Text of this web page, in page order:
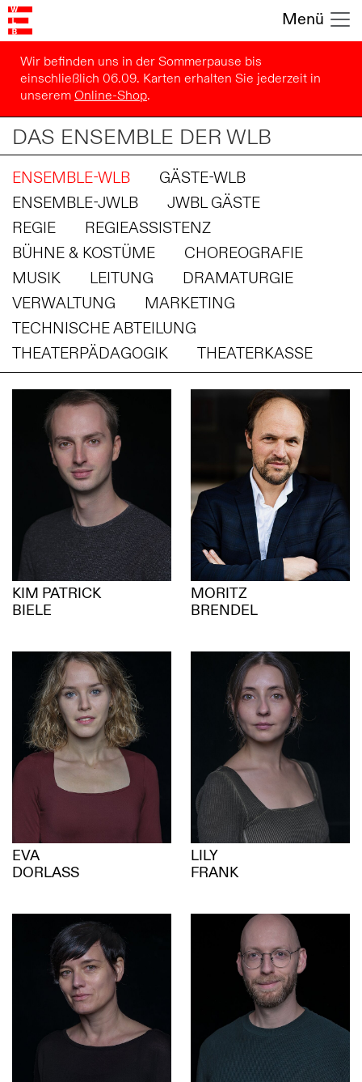
Menü
Wir befinden uns in der Sommerpause bis
einschließlich 06.09. Karten erhalten Sie jederzeit in
unseremOnline-Shop.
DAS ENSEMBLE DER WLB
ENSEMBLE-WLB
GÄSTE-WLB
ENSEMBLE-JWLB
JWBL GÄSTE
REGIE
REGIEASSISTENZ
BÜHNE & KOSTÜME
CHOREOGRAFIE
MUSIK
LEITUNG
DRAMATURGIE
VERWALTUNG
MARKETING
TECHNISCHE ABTEILUNG
THEATERPÄDAGOGIK
THEATERKASSE
KIM PATRICK
BIELE
MORITZ
BRENDEL
EVA
DORLASS
LILY
FRANK